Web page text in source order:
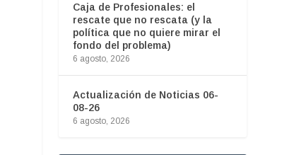
Caja de Profesionales: el
rescate que no rescata (y la
política que no quiere mirar el
fondo del problema)
6 agosto, 2026
Actualización de Noticias 06-
08-26
6 agosto, 2026